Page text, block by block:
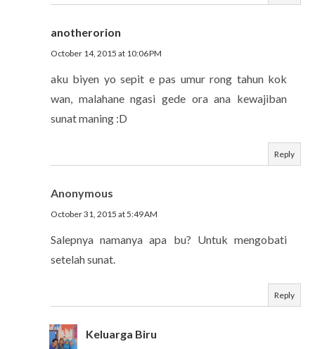
anotherorion
October 14, 2015 at 10:06 PM
aku biyen yo sepit e pas umur rong tahun kok
wan, malahane ngasi gede ora ana kewajiban
sunat maning :D
Reply
Anonymous
October 31, 2015 at 5:49 AM
Salepnya namanya apa bu? Untuk mengobati
setelah sunat.
Reply
Keluarga Biru